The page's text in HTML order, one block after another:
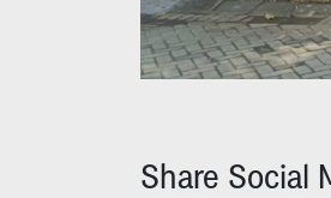
Share Social